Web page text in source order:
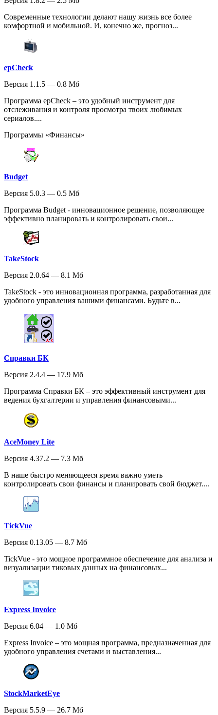
Современные технологии делают нашу жизнь все более
комфортной и мобильной. И, конечно же, прогноз...
epCheck
Версия 1.1.5 — 0.8 Мб
Программа epCheck – это удобный инструмент для
отслеживания и контроля просмотра твоих любимых
сериалов....
Программы «Финансы»
Budget
Версия 5.0.3 — 0.5 Мб
Программа Budget - инновационное решение, позволяющее
эффективно планировать и контролировать свои...
TakeStock
Версия 2.0.64 — 8.1 Мб
TakeStock - это инновационная программа, разработанная для
удобного управления вашими финансами. Будьте в...
Справки БК
Версия 2.4.4 — 17.9 Мб
Программа Справки БК – это эффективный инструмент для
ведения бухгалтерии и управления финансовыми...
AceMoney Lite
Версия 4.37.2 — 7.3 Мб
В наше быстро меняющееся время важно уметь
контролировать свои финансы и планировать свой бюджет....
TickVue
Версия 0.13.05 — 8.7 Мб
TickVue - это мощное программное обеспечение для анализа и
визуализации тиковых данных на финансовых...
Express Invoice
Версия 6.04 — 1.0 Мб
Express Invoice – это мощная программа, предназначенная для
удобного управления счетами и выставления...
StockMarketEye
Версия 5.5.9 — 26.7 Мб